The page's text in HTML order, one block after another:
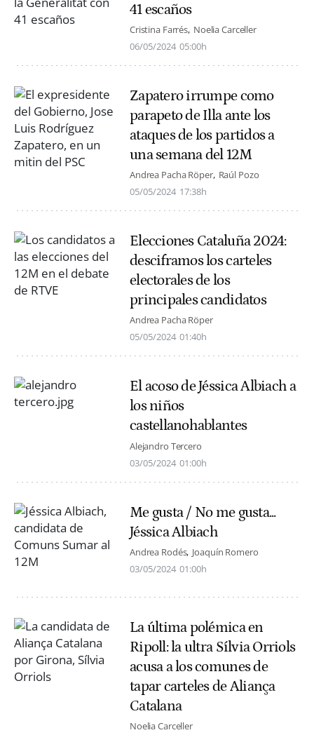
41 escaños
Cristina Farrés Noelia Carceller
06/05/2024 05:00h
Zapatero irrumpe como
parapeto de Illa ante los
ataques de los partidos a
una semana del 12M
Andrea Pacha Röper Raúl Pozo
05/05/2024 17:38h
Elecciones Cataluña 2024:
desciframos los carteles
electorales de los
principales candidatos
Andrea Pacha Röper
05/05/2024 01:40h
El acoso de Jéssica Albiach a
los niños
castellanohablantes
Alejandro Tercero
03/05/2024 01:00h
Me gusta / No me gusta...
Jéssica Albiach
Andrea Rodés Joaquín Romero
03/05/2024 01:00h
La última polémica en
Ripoll: la ultra Sílvia Orriols
acusa a los comunes de
tapar carteles de Aliança
Catalana
Noelia Carceller